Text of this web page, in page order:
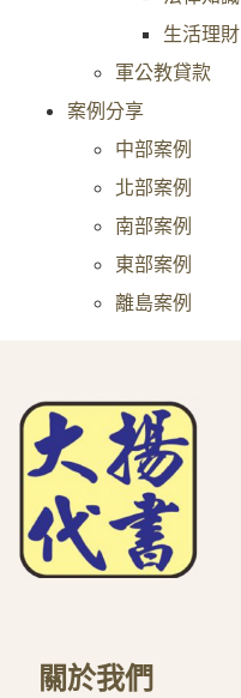
生活理財
軍公教貸款
案例分享
中部案例
北部案例
南部案例
東部案例
離島案例
關於我們